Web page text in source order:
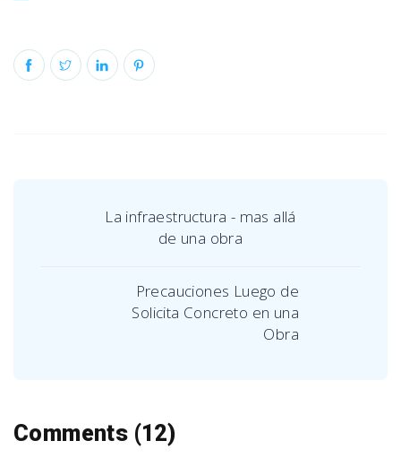
La infraestructura - mas allá
de una obra
Precauciones Luego de
Solicita Concreto en una
Obra
Comments (12)